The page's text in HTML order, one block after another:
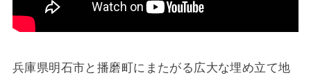
兵庫県明石市と播磨町にまたがる広大な埋め立て地